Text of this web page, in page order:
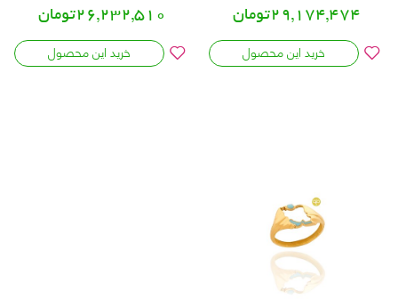
29,174,474تومان
خرید این محصول
26,232,510تومان
خرید این محصول